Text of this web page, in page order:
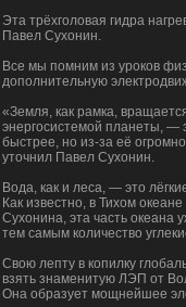
Эта трёхголовая гидра
Павел Сухонин.
Все мы помним из уроков
дополнительную
«Земля, как рамка,
энергосистемой планеты, —
быстрее, но из-за её
уточнил Павел Сухонин.
Вода, как и леса, — это
Как известно, в Тихом
Сухонина, эта часть океана
тем самым количество
Свою лепту в копилку
взять знаменитую ЛЭП от
Она образует мощнейшее